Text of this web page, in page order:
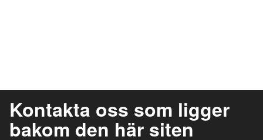
Kontakta oss som ligger
bakom den här siten